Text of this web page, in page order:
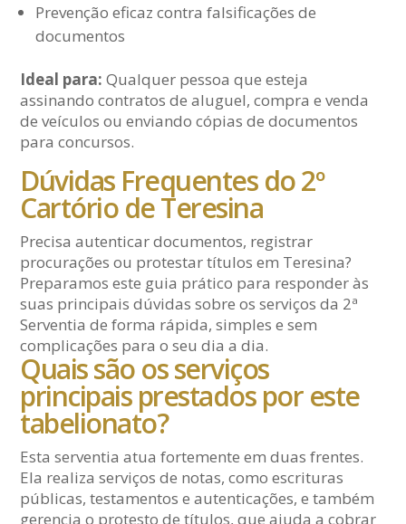
Prevenção eficaz contra falsificações de
documentos
Ideal para: Qualquer pessoa que esteja
assinando contratos de aluguel, compra e venda
de veículos ou enviando cópias de documentos
para concursos.
Dúvidas Frequentes do 2º
Cartório de Teresina
Precisa autenticar documentos, registrar
procurações ou protestar títulos em Teresina?
Preparamos este guia prático para responder às
suas principais dúvidas sobre os serviços da 2ª
Serventia de forma rápida, simples e sem
complicações para o seu dia a dia.
Quais são os serviços
principais prestados por este
tabelionato?
Esta serventia atua fortemente em duas frentes.
Ela realiza serviços de notas, como escrituras
públicas, testamentos e autenticações, e também
gerencia o protesto de títulos, que ajuda a cobrar